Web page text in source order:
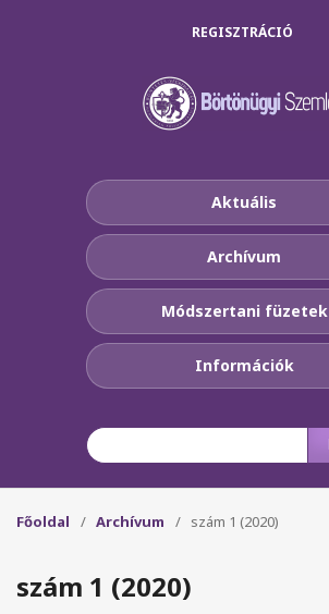
Aktuális
Archívum
Módszertani füzetek
Információk
REGISZTRÁCIÓ
Főoldal / Archívum / szám 1 (2020)
szám 1 (2020)